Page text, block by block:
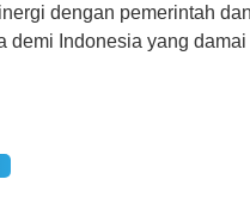
dengan pemerintah
Indonesia yang damai